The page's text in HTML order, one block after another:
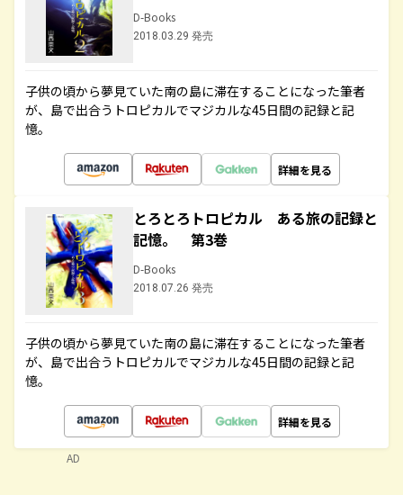
D-Books
2018.03.29 発売
子供の頃から夢見ていた南の島に滞在することになった筆者
が、島で出合うトロピカルでマジカルな45日間の記録と記
憶。
詳細を見る
とろとろトロピカル ある旅の記録と
記憶。 第3巻
D-Books
2018.07.26 発売
子供の頃から夢見ていた南の島に滞在することになった筆者
が、島で出合うトロピカルでマジカルな45日間の記録と記
憶。
詳細を見る
AD